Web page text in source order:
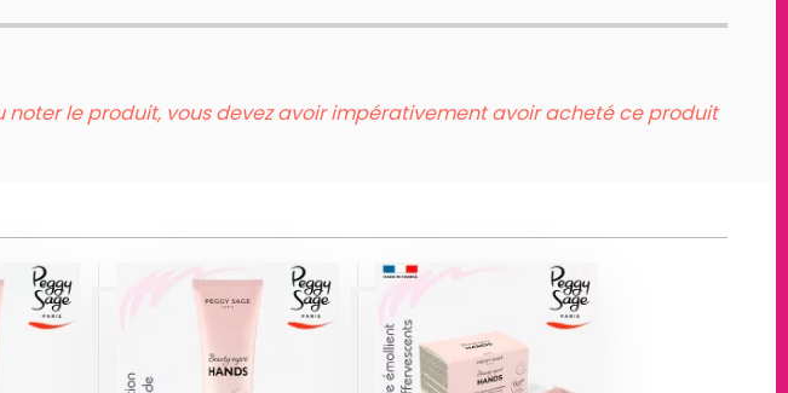
noter le produit, vous devez avoir impérativement avoir acheté ce produit
VITALCRÈME
LOTION
MANUCURIE
TIÈDE 100ML
PEGGY SAGE
MANUCURE
ÉMOLLIENT X10